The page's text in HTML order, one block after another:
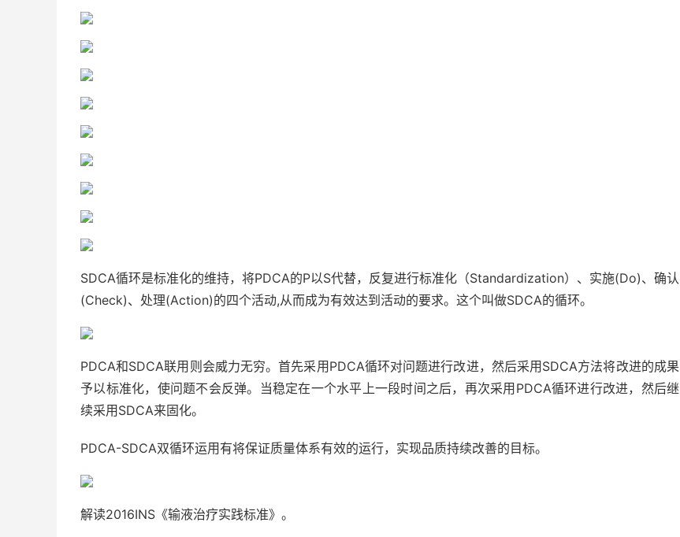
SDCA循环是标准化的维持，将PDCA的P以S代替，反复进行标准化（Standardization）、实施(Do)、确认
(Check)、处理(Action)的四个活动,从而成为有效达到活动的要求。这个叫做SDCA的循环。
PDCA和SDCA联用则会威力无穷。首先采用PDCA循环对问题进行改进，然后采用SDCA方法将改进的成果
予以标准化，使问题不会反弹。当稳定在一个水平上一段时间之后，再次采用PDCA循环进行改进，然后继
续采用SDCA来固化。
PDCA-SDCA双循环运用有将保证质量体系有效的运行，实现品质持续改善的目标。
解读2016INS《输液治疗实践标准》。